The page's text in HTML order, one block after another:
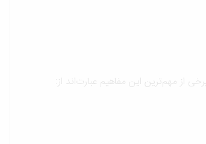
از مهم‌ترین این مفاهیم عبارت‌اند از: